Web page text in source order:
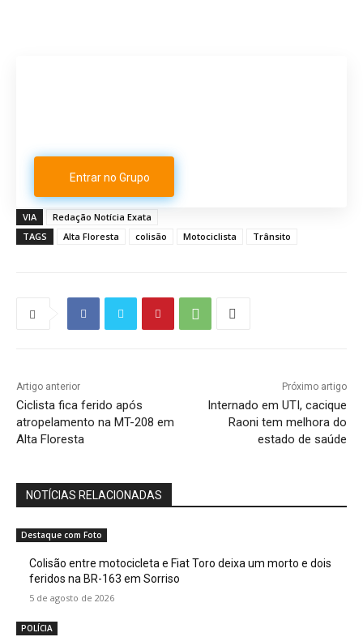
Entrar no Grupo
VIA
Redação Notícia Exata
TAGS
Alta Floresta colisão Motociclista Trânsito
Artigo anterior
Ciclista fica ferido após
atropelamento na MT-208 em
Alta Floresta
Próximo artigo
Internado em UTI, cacique
Raoni tem melhora do
estado de saúde
NOTÍCIAS RELACIONADAS
Destaque com Foto
Colisão entre motocicleta e Fiat Toro deixa um morto e dois
feridos na BR-163 em Sorriso
5 de agosto de 2026
POLÍCIA